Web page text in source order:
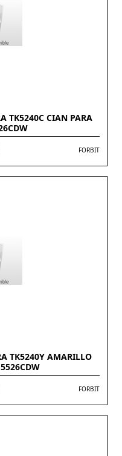
TK5240C CIAN PARA
FORBIT
TK5240Y AMARILLO
FORBIT